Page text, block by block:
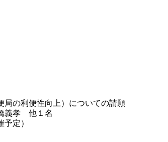
の利便性向上）についての請願
義孝 他１名
定）